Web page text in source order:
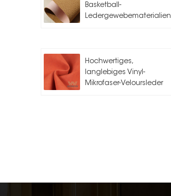
Basketball-
Ledergewebematerialien
Hochwertiges,
langlebiges Vinyl-
Mikrofaser-Veloursleder